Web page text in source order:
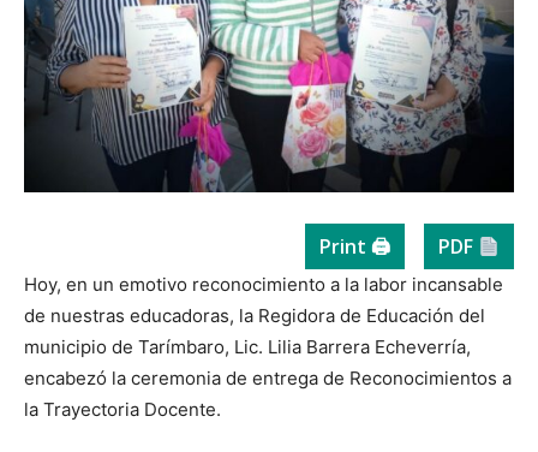
Print 🖨 PDF
Hoy, en un emotivo reconocimiento a la labor incansable
de nuestras educadoras, la Regidora de Educación del
municipio de Tarímbaro, Lic. Lilia Barrera Echeverría,
encabezó la ceremonia de entrega de Reconocimientos a
la Trayectoria Docente.